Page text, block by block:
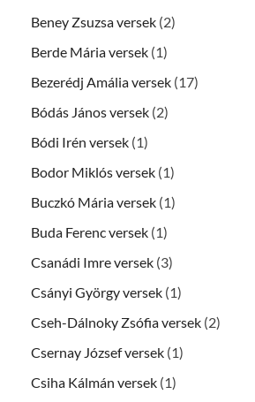
Beney Zsuzsa versek (2)
Berde Mária versek (1)
Bezerédj Amália versek (17)
Bódás János versek (2)
Bódi Irén versek (1)
Bodor Miklós versek (1)
Buczkó Mária versek (1)
Buda Ferenc versek (1)
Csanádi Imre versek (3)
Csányi György versek (1)
Cseh-Dálnoky Zsófia versek (2)
Csernay József versek (1)
Csiha Kálmán versek (1)